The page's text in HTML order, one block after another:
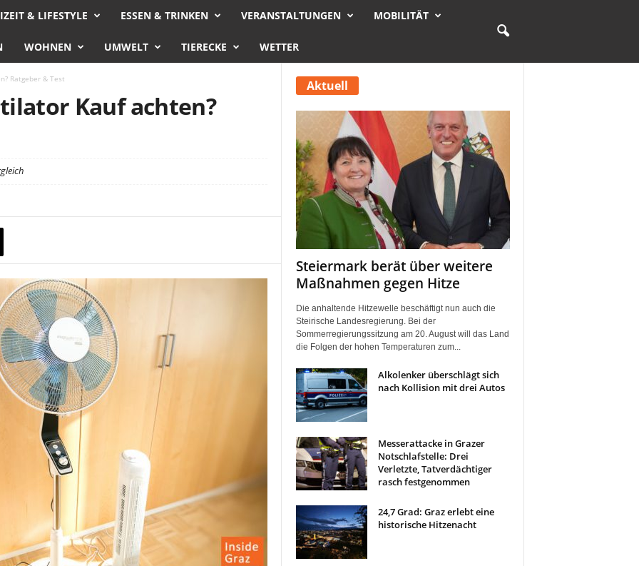
& LIFESTYLE ESSEN & TRINKEN VERANSTALTUNGEN MOBILITÄT
WOHNEN UMWELT TIERECKE WETTER
Ratgeber & Test
Kauf achten?
Aktuell
Steiermark berät über weitere
Maßnahmen gegen Hitze
Die anhaltende Hitzewelle beschäftigt nun auch die
Steirische Landesregierung. Bei der
Sommerregierungssitzung am 20. August will das Land
die Folgen der hohen Temperaturen zum...
Alkolenker überschlägt sich
nach Kollision mit drei Autos
Messerattacke in Grazer
Notschlafstelle: Drei
Verletzte, Tatverdächtiger
rasch festgenommen
24,7 Grad: Graz erlebt eine
historische Hitzenacht